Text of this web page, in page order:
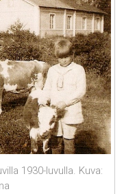
1930-luvulla. Kuva: